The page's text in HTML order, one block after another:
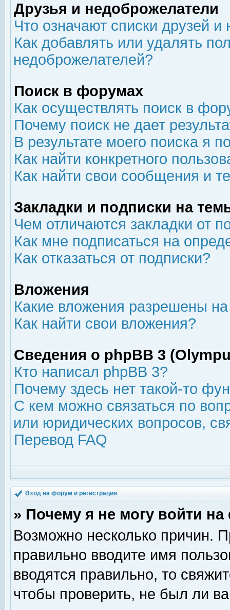
Друзья и недоброжелатели
Что означают списки друзей
Как добавлять или удалять
недоброжелателей?
Поиск в форумах
Как осуществлять поиск в
Почему поиск не дает
В результате моего поиска я
Как найти конкретного
Как найти свои сообщения и
Закладки и подписки на
Чем отличаются закладки от
Как мне подписаться на
Как отказаться от подписки?
Вложения
Какие вложения разрешены
Как найти свои вложения?
Сведения о phpBB 3
Кто написал phpBB 3?
Почему здесь нет такой-то
С кем можно связаться по
или юридических вопросов,
Перевод FAQ
Вход на форум и регистрация
» Почему я не могу войти
Возможно несколько причин.
правильно вводите имя
вводятся правильно, то
чтобы проверить, не был ли